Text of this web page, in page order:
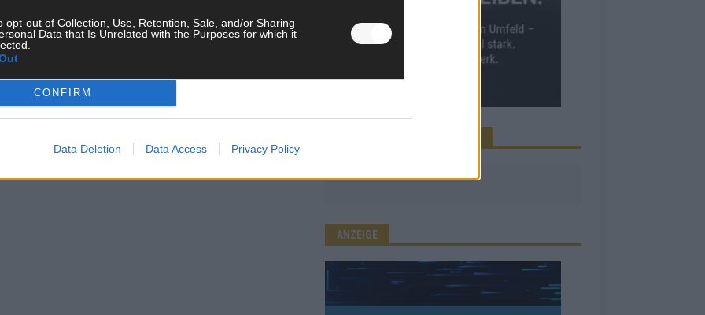
opt-out of Collection, Use, Retention, Sale, and/or Sharing
Data that Is Unrelated with the Purposes for which it
CONFIRM
Data Deletion Data Access Privacy Policy
ANZEIGE